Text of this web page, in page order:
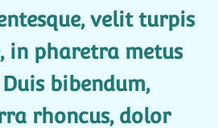
velit turpis
in pharetra metus
bibendum,
rhoncus, dolor